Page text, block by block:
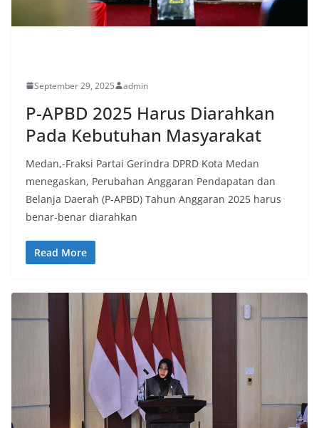
September 29, 2025 admin
P-APBD 2025 Harus Diarahkan
Pada Kebutuhan Masyarakat
Medan,-Fraksi Partai Gerindra DPRD Kota Medan
menegaskan, Perubahan Anggaran Pendapatan dan
Belanja Daerah (P-APBD) Tahun Anggaran 2025 harus
benar-benar diarahkan
Read More